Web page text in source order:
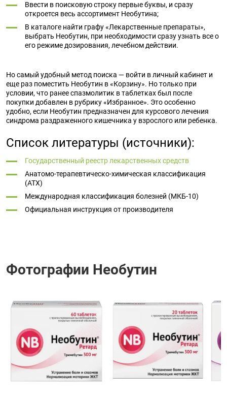
Ввести в поисковую строку первые буквы, и сразу
откроется весь ассортимент Необутина;
В каталоге найти графу «Лекарственные препараты»,
выбрать Необутин, при необходимости сразу узнать все о
его режиме дозирования, лечебном действии.
Но самый удобный метод поиска — войти в личный кабинет и
еще раз поместить Необутин в «Корзину». Но только при
условии, что ранее спазмолитик в таблетках был после
покупки добавлен в рубрику «Избранное». Это особенно
удобно, если Необутин предназначен для курсового лечения
синдрома раздраженного кишечника у взрослого или ребенка.
Список литературы (источники):
Государственный реестр лекарственных средств
Анатомо-терапевтическо-химическая классификация
(ATX)
Международная классификация болезней (МКБ-10)
Официальная инструкция от производителя
Фотографии Необутин